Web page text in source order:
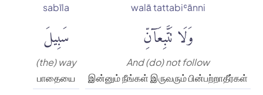
walā tattabiʿānni
وَلَا تَتَّبِعَآنِّ
And (do) not follow
இன்னும் நீங்கள் இருவரும் பின்பற்றாதீர்கள்
sabīla
سَبِيلَ
(the) way
பாதையை